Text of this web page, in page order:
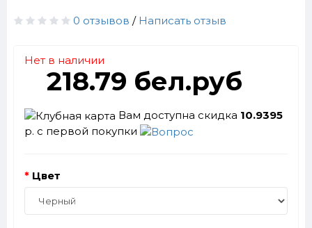
0 отзывов / Написать отзыв
Нет в наличии
218.79 бел.руб
Вам доступна скидка 10.9395
р. с первой покупки
Цвет